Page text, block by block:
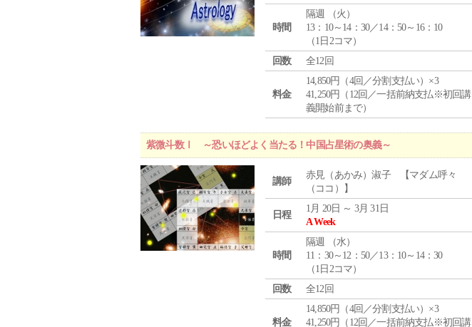
時間
隔週 （火 ）
13：10～14：30／14：50～16：10
（1日2コマ）
回数
全12回
料金
14,850円（4回／分割支払い）×3
41,250円（12回／一括前納支払※初回講
義開始前まで）
紫微斗数Ⅰ ～恐いほどよく当たる！中国占星術の奥義～
講師
赤見（あかみ）淑子 【マダム呼々
（ココ）】
日程
1月 20日 ～ 3月 31日
A Week
時間
隔週 （水）
11：30～12：50／13：10～14：30
（1日2コマ）
回数
全12回
料金
14,850円（4回／分割支払い）×3
41,250円（12回／一括前納支払※初回講